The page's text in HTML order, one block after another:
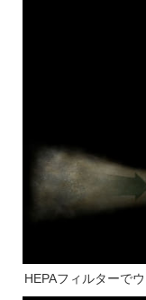
HEPAフィルターで